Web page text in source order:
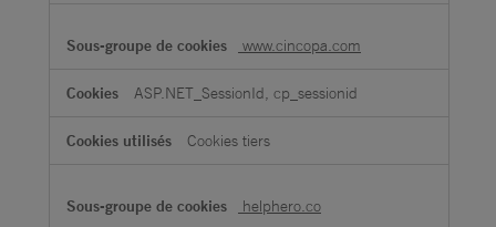
www.cincopa.com
ASP.NET_SessionId, cp_sessionid
Cookies tiers
helphero.co